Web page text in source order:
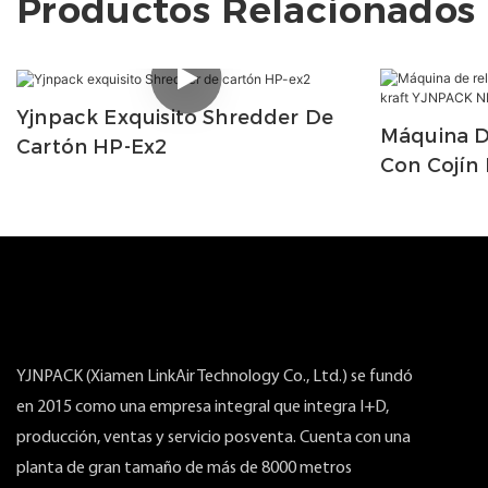
Yjnpack Exquisito Shredder De
Cartón HP-Ex2
Máquina
Con Cojín
YJNPACK (Xiamen LinkAir Technology Co., Ltd.) se fundó
en 2015 como una empresa integral que integra I+D,
producción, ventas y servicio posventa. Cuenta con una
planta de gran tamaño de más de 8000 metros